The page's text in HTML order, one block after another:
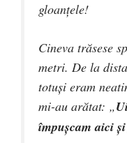
gloanţele!
Cineva trăsese
metri. De la
totuşi eram
mi-au arătat: „
împuşcam aici